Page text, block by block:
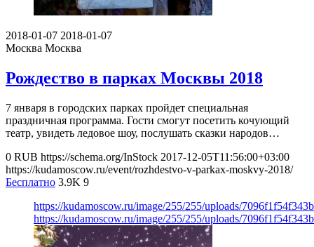
2018-01-07 2018-01-07
Москва Москва
Рождество в парках Москвы 2018
7 января в городских парках пройдет специальная
праздничная программа. Гости смогут посетить кочующий
театр, увидеть ледовое шоу, послушать сказки народов…
0 RUB https://schema.org/InStock 2017-12-05T11:56:00+03:00
https://kudamoscow.ru/event/rozhdestvo-v-parkax-moskvy-2018/
Бесплатно 3.9K 9
https://kudamoscow.ru/image/255/255/uploads/
https://kudamoscow.ru/image/255/255/uploads/